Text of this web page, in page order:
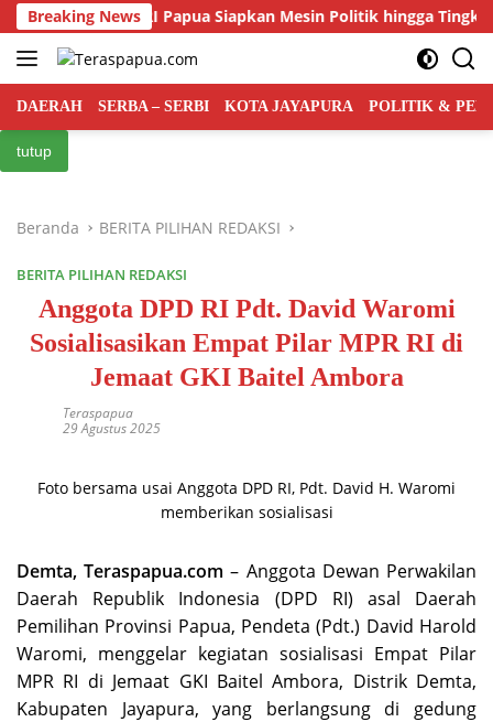
Langsung
ke
konten
Breaking News
Ketat, PRI Papua Siapkan Mesin Politik hingga Tingkat
DAERAH SERBA – SERBI KOTA JAYAPURA POLITIK &
tutup
Beranda BERITA PILIHAN REDAKSI
BERITA PILIHAN REDAKSI
Anggota DPD RI Pdt. David Waromi
Sosialisasikan Empat Pilar MPR RI di
Jemaat GKI Baitel Ambora
Teraspapua
29 Agustus 2025
Foto bersama usai Anggota DPD RI, Pdt. David H. Waromi
memberikan sosialisasi
Demta, Teraspapua.com – Anggota Dewan Perwakilan
Daerah Republik Indonesia (DPD RI) asal Daerah
Pemilihan Provinsi Papua, Pendeta (Pdt.) David Harold
Waromi, menggelar kegiatan sosialisasi Empat Pilar
MPR RI di Jemaat GKI Baitel Ambora, Distrik Demta,
Kabupaten Jayapura, yang berlangsung di gedung